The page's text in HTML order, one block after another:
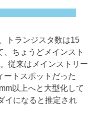
トランジスタ数は15
ちょうどメインスト
従来はメインストリー
ートスポットだった
以上へと大型化して
イになると推定され